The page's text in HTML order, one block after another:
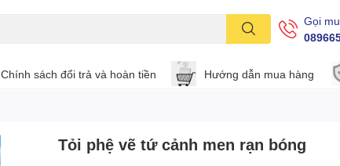
Gọi
Chính sách đổi trả và hoàn tiền Hướng dẫn mua hàng
Tỏi phệ vẽ tứ cảnh men rạn bóng